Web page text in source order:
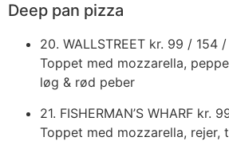
Deep pan pizza
20. WALLSTREET kr. 99 / 154
Toppet med mozzarella,
løg & rød peber
21. FISHERMAN’S WHARF kr.
Toppet med mozzarella, rejer,